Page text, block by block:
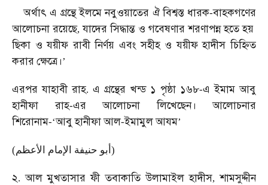
অর্থাৎ এ গ্রন্থে ইলমে নবুওয়াতের ঐ বিশ্বস্ত ধারক-বাহকগণের
আলোচনা রয়েছে,যাদের সিদ্ধান্ত ও গবেষণার শরণাপন্ন হতে হয়
ছিকা ও যয়ীফ রাবী নির্ণয় এবং সহীহ ও যয়ীফ হাদীস চিহ্নিত
করারক্ষেত্রে।’
এরপর যাহাবী রাহ.এ গ্রন্থের খন্ড ১ পৃষ্ঠা ১৬৮-এ ইমাম আবু
হানীফা
রাহ-এর আলোচনা লিখেছেন।
আলোচনার
শিরোনাম-‘আবু হানীফাআল-ইমামুলআযম’
(أبو حنيفة الإمام الأعظم )
২.আল মুখতাসার ফী তবাকাতি উলামাইল হাদীস,শামসুদ্দীন